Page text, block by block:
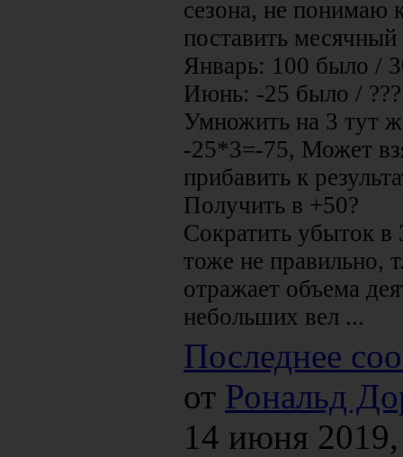
сезона, не понимаю
поставить
Январь: 100 было /
Июнь: -25 было / ???
Умножить на 3 тут
-25*3=-75, Может
прибавить к
Получить в +50?
Сократить убыток в
тоже не правильно,
отражает объема
небольших вел ...
Последнее
от Рональд
14 июня